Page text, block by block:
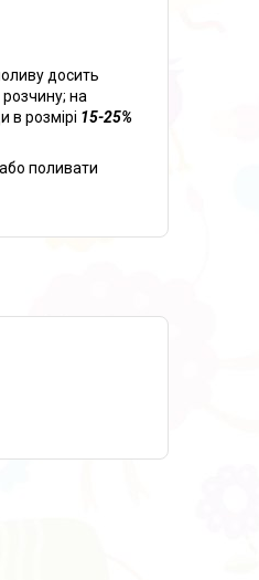
досить
на
в розмірі 15-25%
поливати